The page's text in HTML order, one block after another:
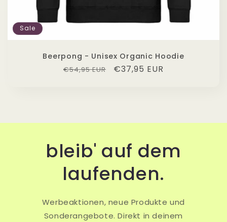
Sale
Beerpong - Unisex Organic Hoodie
Normaler
€54,95 EUR Verkaufspreis
€37,95 EUR
bleib' auf dem
laufenden.
Werbeaktionen, neue Produkte und
Sonderangebote. Direkt in deinem